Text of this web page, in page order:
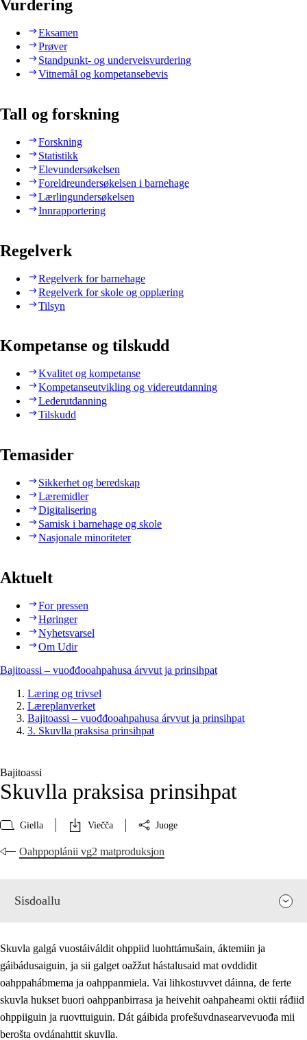
Vurdering
Eksamen
Prøver
Standpunkt- og underveisvurdering
Vitnemål og kompetansebevis
Tall og forskning
Forskning
Statistikk
Elevundersøkelsen
Foreldreundersøkelsen i barnehage
Lærlingundersøkelsen
Innrapportering
Regelverk
Regelverk for barnehage
Regelverk for skole og opplæring
Tilsyn
Kompetanse og tilskudd
Kvalitet og kompetanse
Kompetanseutvikling og videreutdanning
Lederutdanning
Tilskudd
Temasider
Sikkerhet og beredskap
Læremidler
Digitalisering
Samisk i barnehage og skole
Nasjonale minoriteter
Aktuelt
For pressen
Høringer
Nyhetsvarsel
Om Udir
Bajitoassi – vuođđooahpahusa árvvut ja prinsihpat
Læring og trivsel
Læreplanverket
Bajitoassi – vuođđooahpahusa árvvut ja prinsihpat
3. Skuvlla praksisa prinsihpat
Bajitoassi
Skuvlla praksisa prinsihpat
Giella Viečča Juoge
Oahppoplánii vg2 matproduksjon
Sisdoallu
Skuvla galgá vuostáiváldit ohppiid luohttámušain, áktemiin ja
gáibádusaiguin, ja sii galget oažžut hástalusaid mat ovddidit
oahppahábmema ja oahppanmiela. Vai lihkostuvvet dáinna, de ferte
skuvla hukset buori oahppanbirrasa ja heivehit oahpaheami oktii ráđiid
ohppiiguin ja ruovttuiguin. Dát gáibida profešuvdnasearvevuođa mii
berošta ovdánahttit skuvlla.